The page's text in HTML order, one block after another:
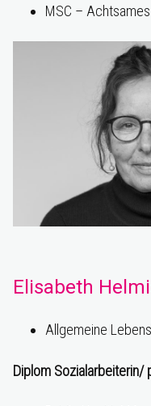
MSC –
Elisabeth
Allgemeine
Diplom Sozialarbeiterin/